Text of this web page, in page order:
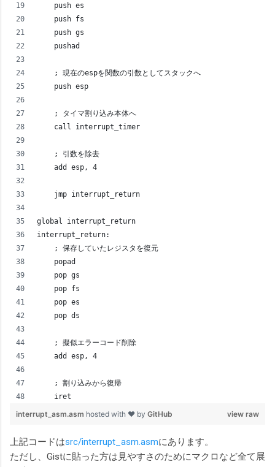
    push es
    push fs
    push gs
    pushad
    ; 現在のespを関数の引数としてスタックへ
    push esp
    ; タイマ割り込み本体へ
    call interrupt_timer
    ; 引数を除去
    add esp, 4
    jmp interrupt_return
global interrupt_return
interrupt_return:
    ; 保存していたレジスタを復元
    popad
    pop gs
    pop fs
    pop es
    pop ds
    ; 擬似エラーコード削除
    add esp, 4
    ; 割り込みから復帰
    iret
view raw
interrupt_asm.asm hosted with ❤ by GitHub
上記コードはsrc/interrupt_asm.asmにあります。
ただし、Gistに貼った方は見やすさのためにマクロなど全て展